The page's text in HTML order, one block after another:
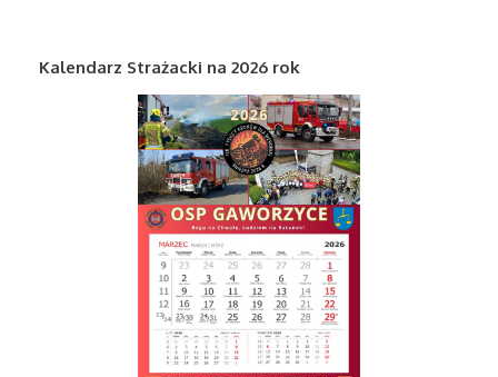
Kalendarz Strażacki na 2026 rok